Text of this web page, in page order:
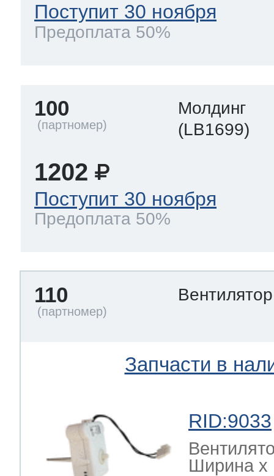
Поступит 30 ноября
Предоплата 50%
100
Молдинг
(LB1699)
1202
Поступит 30 ноября
Предоплата 50%
110
Запчасти в
RID:9033
Ширина х